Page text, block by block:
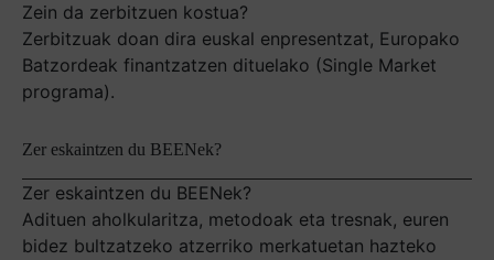
Zein da zerbitzuen kostua?
Zerbitzuak doan dira euskal enpresentzat, Europako
Batzordeak finantzatzen dituelako (Single Market
programa).
Zer eskaintzen du BEENek?
Zer eskaintzen du BEENek?
Adituen aholkularitza, metodoak eta tresnak, euren
bidez bultzatzeko atzerriko merkatuetan hazteko